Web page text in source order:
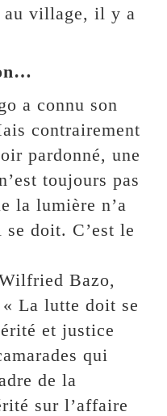
au village, il y a
a connu son
contrairement
pardonné, une
toujours pas
la lumière n’a
doit. C’est le
Bazo,
La lutte doit se
et justice
qui
de la
sur l’affaire